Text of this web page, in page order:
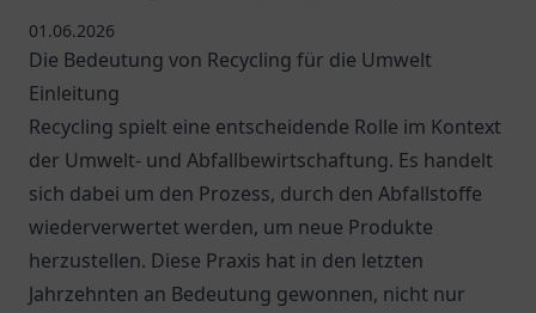
01.06.2026
Die Bedeutung von Recycling für die Umwelt
Einleitung
Recycling spielt eine entscheidende Rolle im Kontext
der Umwelt- und Abfallbewirtschaftung. Es handelt
sich dabei um den Prozess, durch den Abfallstoffe
wiederverwertet werden, um neue Produkte
herzustellen. Diese Praxis hat in den letzten
Jahrzehnten an Bedeutung gewonnen, nicht nur